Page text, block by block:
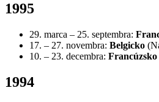
1995
29. marca – 25. septembra:
17. – 27. novembra: Belgicko
10. – 23. decembra: Francúzsko
1994